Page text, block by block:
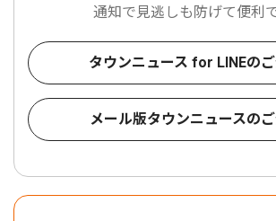
通知で見逃しも防げて便利
タウンニュース for LINEの
メール版タウンニュースの